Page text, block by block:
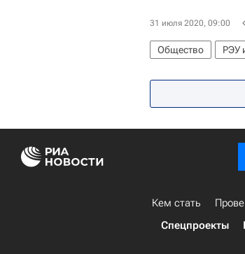
31 июля 2020, 09:00
Общество РЭУ
Кем стать
Спецпроекты